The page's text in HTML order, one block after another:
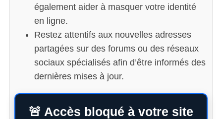
également aider à masquer votre identité
en ligne.
Restez attentifs aux nouvelles adresses
partagées sur des forums ou des réseaux
sociaux spécialisés afin d’être informés des
dernières mises à jour.
🚨 Accès bloqué à votre site
S